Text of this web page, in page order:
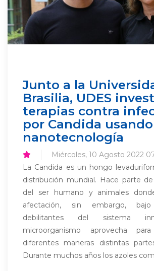
Junto a la
Brasilia, UDES
terapias contra
por Candida usando
nanotecnología
Miércoles, 10 Agosto 2022
La Candida es un hongo
distribución mundial. Hace parte
del ser humano y animales
afectación, sin embargo, bajo
debilitantes del sistema
microorganismo aprovecha
diferentes maneras distintas
Durante muchos años los azoles